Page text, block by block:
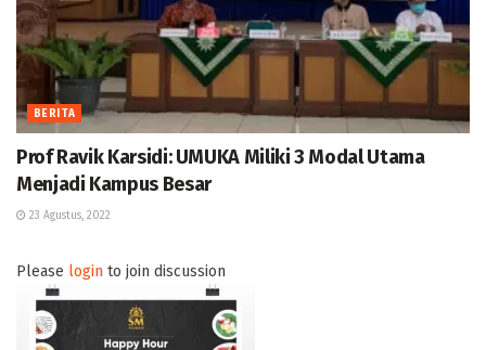
BERITA
Prof Ravik Karsidi: UMUKA Miliki 3 Modal Utama
Menjadi Kampus Besar
23 Agustus, 2022
Please login to join discussion